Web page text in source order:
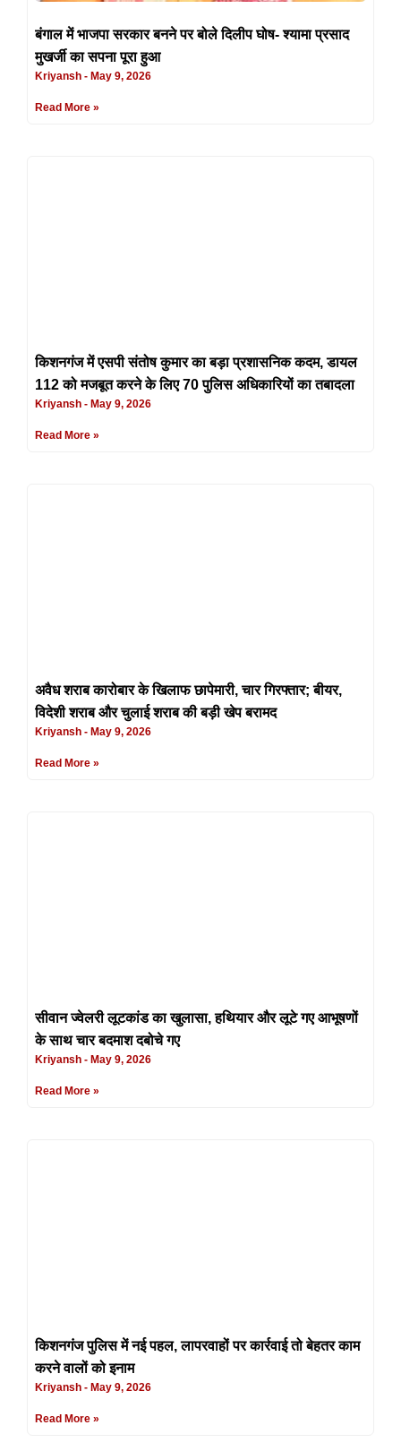
बंगाल में भाजपा सरकार बनने पर बोले दिलीप घोष- श्यामा प्रसाद
मुखर्जी का सपना पूरा हुआ
Kriyansh May 9, 2026
Read More »
किशनगंज में एसपी संतोष कुमार का बड़ा प्रशासनिक कदम, डायल
112 को मजबूत करने के लिए 70 पुलिस अधिकारियों का तबादला
Kriyansh May 9, 2026
Read More »
अवैध शराब कारोबार के खिलाफ छापेमारी, चार गिरफ्तार; बीयर,
विदेशी शराब और चुलाई शराब की बड़ी खेप बरामद
Kriyansh May 9, 2026
Read More »
सीवान ज्वेलरी लूटकांड का खुलासा, हथियार और लूटे गए आभूषणों
के साथ चार बदमाश दबोचे गए
Kriyansh May 9, 2026
Read More »
किशनगंज पुलिस में नई पहल, लापरवाहों पर कार्रवाई तो बेहतर काम
करने वालों को इनाम
Kriyansh May 9, 2026
Read More »